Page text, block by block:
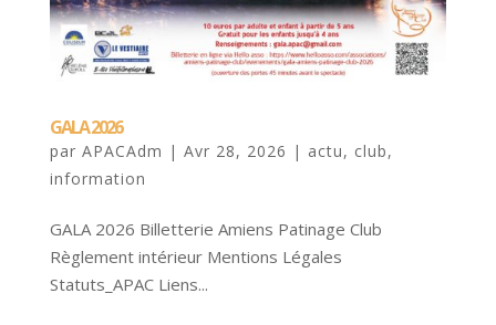
GALA 2026
par APACAdm | Avr 28, 2026 | actu, club,
information
GALA 2026 Billetterie Amiens Patinage Club
Règlement intérieur Mentions Légales
Statuts_APAC Liens...